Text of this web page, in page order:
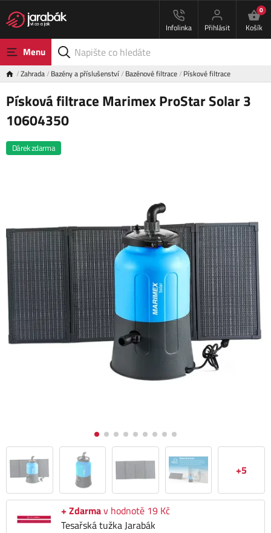
Infolinka Přihlásit
0
Košík
Menu
Zahrada Bazény a příslušenství Bazénové filtrace Pískové filtrace
Písková filtrace Marimex ProStar Solar 3
10604350
Dárek zdarma
+5
+ Zdarmav hodnotě 19 Kč
Tesařská tužka Jarabák